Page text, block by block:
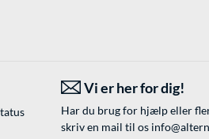
Vi er her for dig!
Har du brug for hjælp eller
skriv en mail til os